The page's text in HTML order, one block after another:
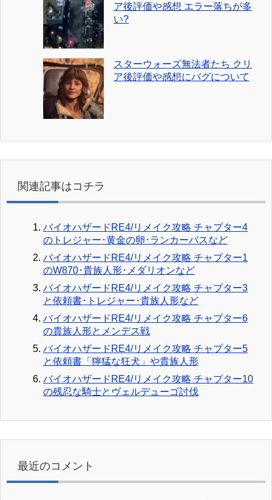
ア後評価や感想 エラー落ちが多
い?
スターウォーズ無法者たち クリ
ア後評価や感想にバグについて
関連記事はコチラ
バイオハザードRE4/リメイク攻略 チャプター4
のトレジャー･黄金の卵･ランカーバスなど
バイオハザードRE4/リメイク攻略 チャプター1
のW870･貴族人形･メダリオンなど
バイオハザードRE4/リメイク攻略 チャプター3
と依頼書･トレジャー･貴族人形など
バイオハザードRE4/リメイク攻略 チャプター6
の貴族人形とメンデス戦
バイオハザードRE4/リメイク攻略 チャプター5
と依頼書「獰猛な狂犬」や貴族人形
バイオハザードRE4/リメイク攻略 チャプター10
の残忍な騎士とヴェルデューゴ討伐
最近のコメント